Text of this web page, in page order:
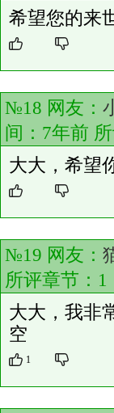
希望您的来
№18 网友：
间：7年前 所
大大，希望
№19 网友：
所评章节： 1
大大，我非
空
1